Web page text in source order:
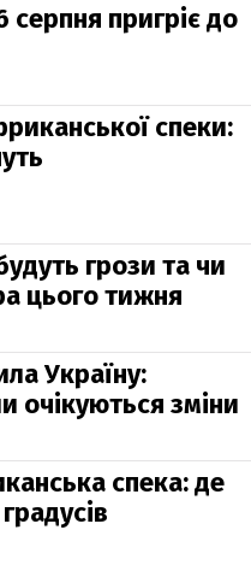
серпня пригріє до
спеки:
грози та чи
цього тижня
Україну:
очікуються зміни
спека: де